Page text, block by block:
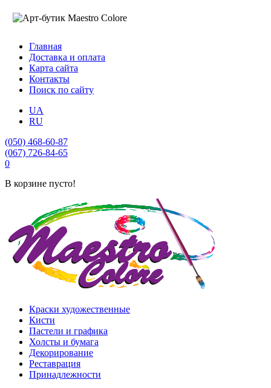
Главная
Доставка и оплата
Карта сайта
Контакты
Поиск по сайту
UA
RU
(050) 468-60-87
(067) 726-84-65
0
В корзине пусто!
Краски художественные
Кисти
Пастели и графика
Холсты и бумага
Декорирование
Реставрация
Принадлежности